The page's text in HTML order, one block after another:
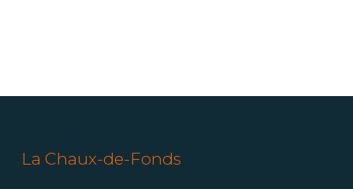
La Chaux-de-Fonds